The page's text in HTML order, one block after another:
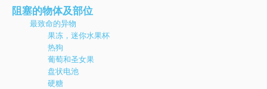
阻塞的物体及部位
最致命的异物
果冻，迷你水果杯
热狗
葡萄和圣女果
盘状电池
硬糖